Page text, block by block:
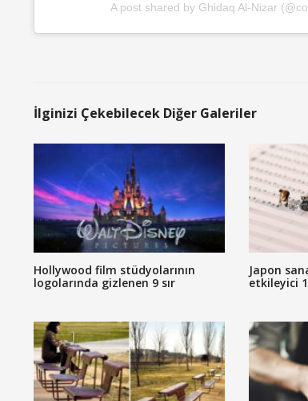
A post shared by Ghidaq Al-Nizar
İlginizi Çekebilecek Diğer Galeriler
Hollywood film stüdyolarının
logolarında gizlenen 9 sır
Japon
etkileyici